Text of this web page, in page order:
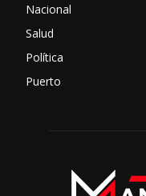
Nacional
Salud
Política
Puerto